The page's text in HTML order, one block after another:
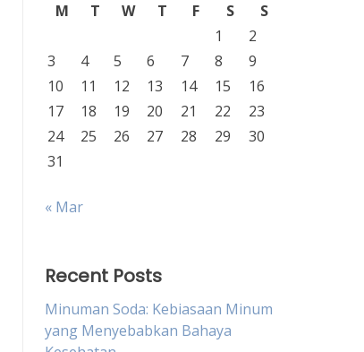
M
T W T F S
S
1
2
3
4 5 6 7 8
9
10
11 12 13 14 15
16
17
18 19 20 21 22
23
24
25 26 27 28 29
30
31
« Mar
Recent Posts
Minuman Soda: Kebiasaan Minum
yang Menyebabkan Bahaya